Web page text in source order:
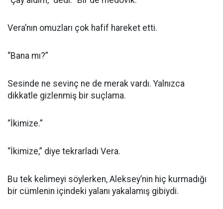
Vera’nın omuzları çok hafif hareket etti.
“Bana mı?”
Sesinde ne sevinç ne de merak vardı. Yalnızca
dikkatle gizlenmiş bir suçlama.
“İkimize.”
“İkimize,” diye tekrarladı Vera.
Bu tek kelimeyi söylerken, Aleksey’nin hiç kurmadığı
bir cümlenin içindeki yalanı yakalamış gibiydi.